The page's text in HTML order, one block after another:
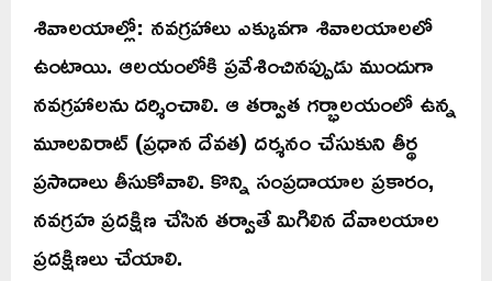
శివాలయాల్లో: నవగ్రహాలు ఎక్కువగా శివాలయాలలో
ఉంటాయి. ఆలయంలోకి ప్రవేశించినప్పుడు ముందుగా
నవగ్రహాలను దర్శించాలి. ఆ తర్వాత గర్భాలయంలో ఉన్న
మూలవిరాట్ (ప్రధాన దేవత) దర్శనం చేసుకుని తీర్థ
ప్రసాదాలు తీసుకోవాలి. కొన్ని సంప్రదాయాల ప్రకారం,
నవగ్రహ ప్రదక్షిణ చేసిన తర్వాతే మిగిలిన దేవాలయాల
ప్రదక్షిణలు చేయాలి.